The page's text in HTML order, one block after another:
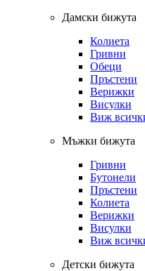
Дамски бижута
Колиета
Гривни
Обеци
Пръстени
Верижки
Висулки
Виж
Мъжки бижута
Гривни
Бутонели
Пръстени
Колиета
Верижки
Висулки
Виж
Детски бижута